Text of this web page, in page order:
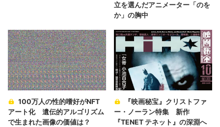
立を選んだアニメーター「のを
か」の胸中
100万人の性的嗜好がNFT
アート化 遺伝的アルゴリズム
で生まれた画像の価値は？
『映画秘宝』クリストファ
ー・ノーラン特集 新作
『TENET テネット』の深淵へ